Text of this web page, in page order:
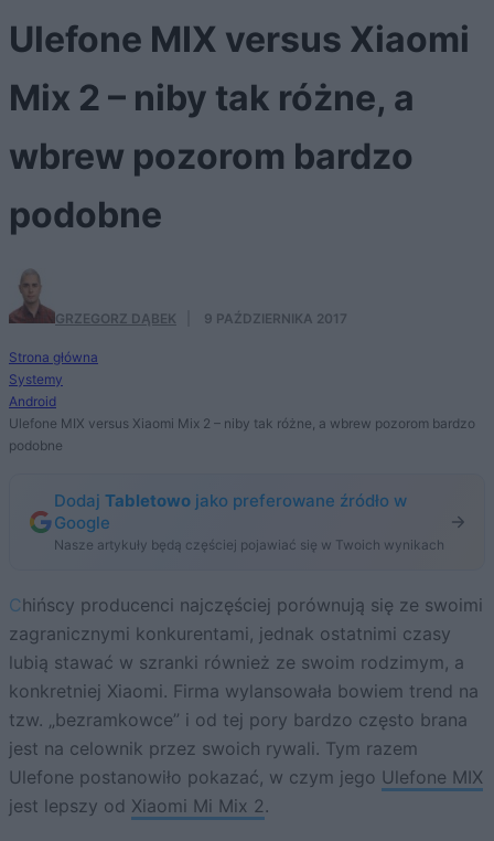
Ulefone MIX versus Xiaomi
Mix 2 – niby tak różne, a
wbrew pozorom bardzo
podobne
GRZEGORZ DĄBEK 9 PAŹDZIERNIKA 2017
Strona główna
Systemy
Android
Ulefone MIX versus Xiaomi Mix 2 – niby tak różne, a wbrew pozorom bardzo
podobne
Dodaj Tabletowo jako preferowane źródło w
Google
Nasze artykuły będą częściej pojawiać się w Twoich wynikach
Chińscy producenci najczęściej porównują się ze swoimi
zagranicznymi konkurentami, jednak ostatnimi czasy
lubią stawać w szranki również ze swoim rodzimym, a
konkretniej Xiaomi. Firma wylansowała bowiem trend na
tzw. „bezramkowce” i od tej pory bardzo często brana
jest na celownik przez swoich rywali. Tym razem
Ulefone postanowiło pokazać, w czym jego Ulefone MIX
jest lepszy od Xiaomi Mi Mix 2 .